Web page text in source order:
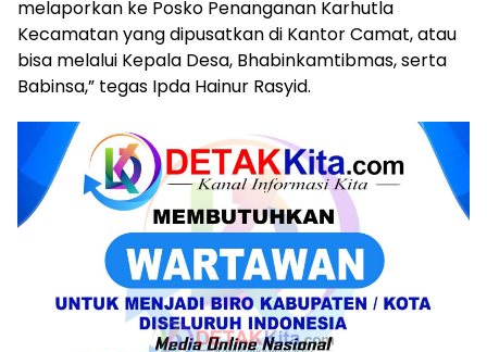
melaporkan ke Posko Penanganan Karhutla
Kecamatan yang dipusatkan di Kantor Camat, atau
bisa melalui Kepala Desa, Bhabinkamtibmas, serta
Babinsa,” tegas Ipda Hainur Rasyid.